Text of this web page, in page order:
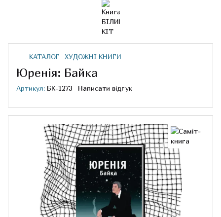
КАТАЛОГ ХУДОЖНІ КНИГИ
Юренія: Байка
Артикул: БК-1273 Написати відгук